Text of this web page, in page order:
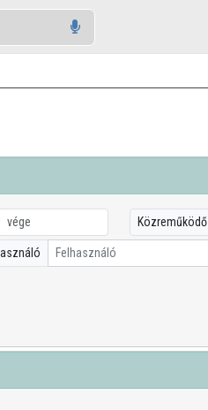
Közreműködő
Felhasználó